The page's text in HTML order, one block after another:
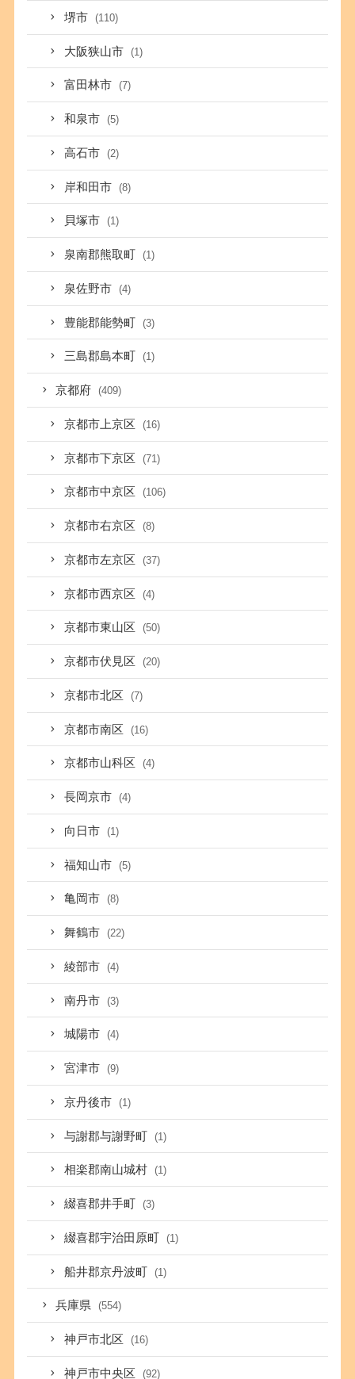
堺市 (110)
大阪狭山市 (1)
富田林市 (7)
和泉市 (5)
高石市 (2)
岸和田市 (8)
貝塚市 (1)
泉南郡熊取町 (1)
泉佐野市 (4)
豊能郡能勢町 (3)
三島郡島本町 (1)
京都府 (409)
京都市上京区 (16)
京都市下京区 (71)
京都市中京区 (106)
京都市右京区 (8)
京都市左京区 (37)
京都市西京区 (4)
京都市東山区 (50)
京都市伏見区 (20)
京都市北区 (7)
京都市南区 (16)
京都市山科区 (4)
長岡京市 (4)
向日市 (1)
福知山市 (5)
亀岡市 (8)
舞鶴市 (22)
綾部市 (4)
南丹市 (3)
城陽市 (4)
宮津市 (9)
京丹後市 (1)
与謝郡与謝野町 (1)
相楽郡南山城村 (1)
綴喜郡井手町 (3)
綴喜郡宇治田原町 (1)
船井郡京丹波町 (1)
兵庫県 (554)
神戸市北区 (16)
神戸市中央区 (92)